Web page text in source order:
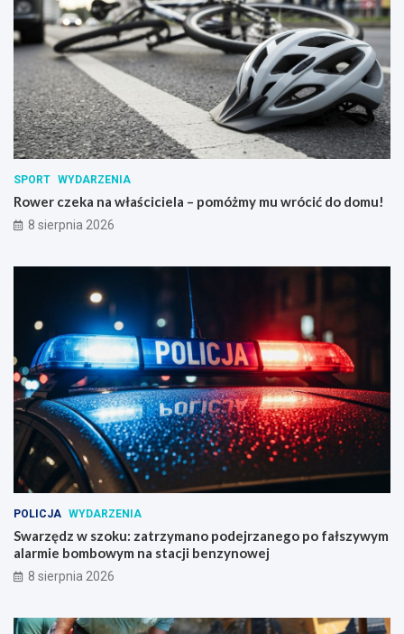
SPORT WYDARZENIA
Rower czeka na właściciela – pomóżmy mu wrócić do domu!
8 sierpnia 2026
POLICJA WYDARZENIA
Swarzędz w szoku: zatrzymano podejrzanego po fałszywym
alarmie bombowym na stacji benzynowej
8 sierpnia 2026